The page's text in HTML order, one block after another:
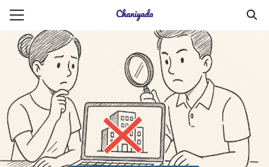
Skip
content
ยความเป็นส่วนตัว
ญชี (Accounting service)
ญชี (Accounting
Search
for: